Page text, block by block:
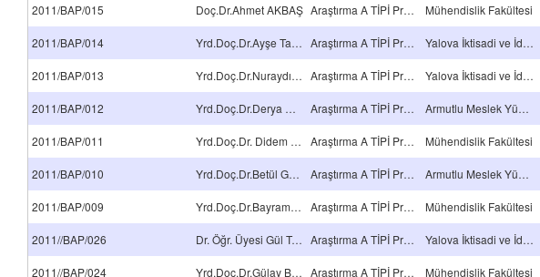
2011/BAP/015 Doç.Dr.Ahmet AKBAŞ Araştırma A TİPİ Projeleri Mühendislik Fakültesi
2011/BAP/014 Yrd.Doç.Dr.Ayşe Tansel ÇETİN Araştırma A TİPİ Projeleri Yalova İktisadi ve İdari Bilimler Fakültesi
2011/BAP/013 Yrd.Doç.Dr.Nuraydın TOPÇU Araştırma A TİPİ Projeleri Yalova İktisadi ve İdari Bilimler Fakültesi
2011/BAP/012 Yrd.Doç.Dr.Derya GÜROY Araştırma A TİPİ Projeleri Armutlu Meslek Yüksekokulu
2011/BAP/011 Yrd.Doç.Dr. Didem OMAY Araştırma A TİPİ Projeleri Mühendislik Fakültesi
2011/BAP/010 Yrd.Doç.Dr.Betül GÜROY Araştırma A TİPİ Projeleri Armutlu Meslek Yüksekokulu
2011/BAP/009 Yrd.Doç.Dr.Bayram KILIÇ Araştırma A TİPİ Projeleri Mühendislik Fakültesi
2011//BAP/026 Dr. Öğr. Üyesi Gül Tuba Dağcı Araştırma A TİPİ Projeleri Yalova İktisadi ve İdari Bilimler Fakültesi
2011//BAP/024 Yrd.Doç.Dr.Gülay BAYRAMOĞLU Araştırma A TİPİ Projeleri Mühendislik Fakültesi